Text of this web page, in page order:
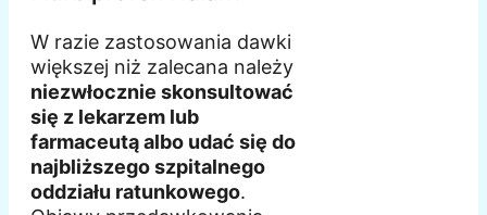
W razie zastosowania dawki
większej niż zalecana należy
niezwłocznie skonsultować
się z lekarzem lub
farmaceutą albo udać się do
najbliższego szpitalnego
oddziału ratunkowego.